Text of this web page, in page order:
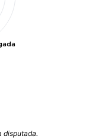
disputada.